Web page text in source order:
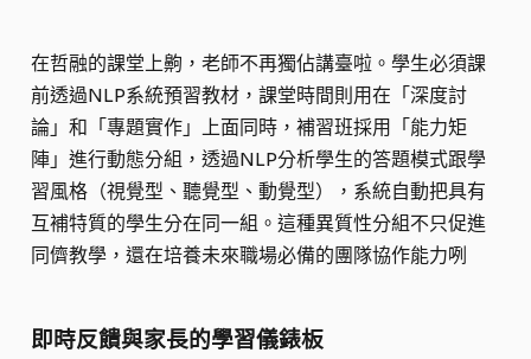
在哲融的課堂上齁，老師不再獨佔講臺啦。學生必須課
前透過NLP系統預習教材，課堂時間則用在「深度討
論」和「專題實作」上面同時，補習班採用「能力矩
陣」進行動態分組，透過NLP分析學生的答題模式跟學
習風格（視覺型、聽覺型、動覺型），系統自動把具有
互補特質的學生分在同一組。這種異質性分組不只促進
同儕教學，還在培養未來職場必備的團隊協作能力咧
即時反饋與家長的學習儀錶板